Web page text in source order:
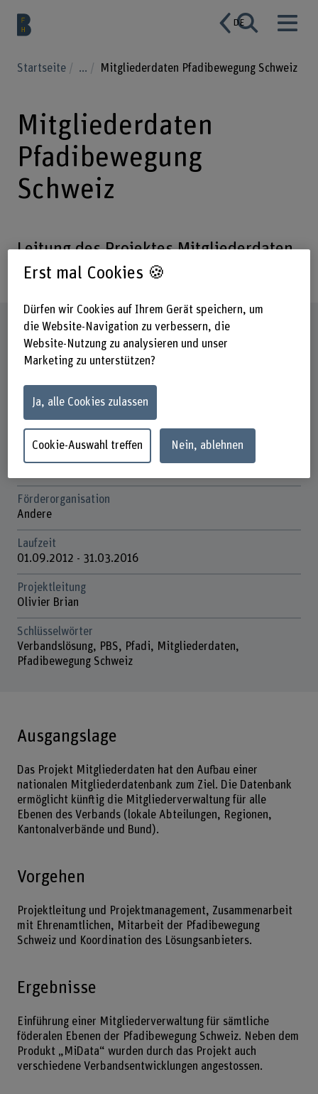
DE
Startseite ... Mitgliederdaten Pfadibewegung Schweiz
Mitgliederdaten
Pfadibewegung
Schweiz
Leitung des Projektes Mitgliederdaten
der Pfadibewegung Schweiz
Steckbrief
Beteiligte Departemente
Wirtschaft
Institut Digital Technology Management
Förderorganisation
Andere
Laufzeit
01.09.2012 - 31.03.2016
Projektleitung
Olivier Brian
Schlüsselwörter
Verbandslösung, PBS, Pfadi, Mitgliederdaten,
Pfadibewegung Schweiz
Ausgangslage
Das Projekt Mitgliederdaten hat den Aufbau einer
nationalen Mitgliederdatenbank zum Ziel. Die Datenbank
ermöglicht künftig die Mitgliederverwaltung für alle
Ebenen des Verbands (lokale Abteilungen, Regionen,
Kantonalverbände und Bund).
Vorgehen
Projektleitung und Projektmanagement, Zusammenarbeit
mit Ehrenamtlichen, Mitarbeit der Pfadibewegung
Schweiz und Koordination des Lösungsanbieters.
Ergebnisse
Einführung einer Mitgliederverwaltung für sämtliche
föderalen Ebenen der Pfadibewegung Schweiz. Neben dem
Produkt „MiData“ wurden durch das Projekt auch
verschiedene Verbandsentwicklungen angestossen.
Erst mal Cookies 🍪
Dürfen wir Cookies auf Ihrem Gerät speichern, um
die Website-Navigation zu verbessern, die
Website-Nutzung zu analysieren und unser
Marketing zu unterstützen?
Ja, alle Cookies zulassen
Cookie-Auswahl treffen Nein, ablehnen